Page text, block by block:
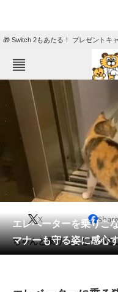
🎁 Switch 2もあたる！ プレゼントキ
ねとらぼメニュー
TOP
グルメ
会員記事
メディア
エレベーターを乗りこ
マナーも守る姿に感心
X Share
ちゃんと乗りこなしている